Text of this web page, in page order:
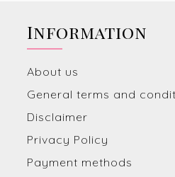
Information
About us
General terms and
Disclaimer
Privacy Policy
Payment methods